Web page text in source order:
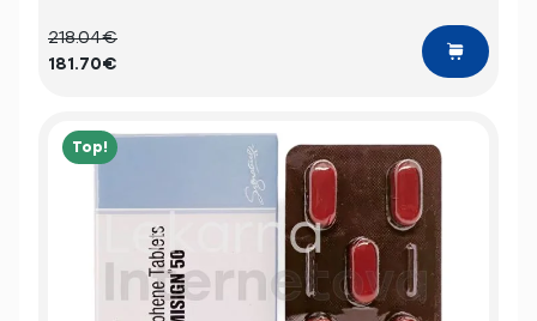
218.04€
181.70€
Top!